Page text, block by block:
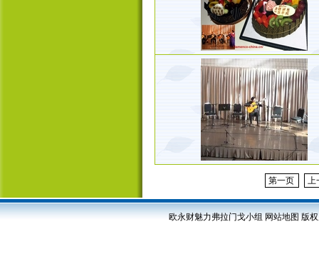
第一页 上
欧永财魅力弗拉门戈小组 网站地图 版